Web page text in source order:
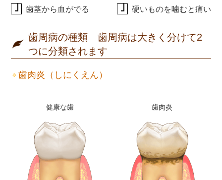
歯茎から血がでる 硬いものを噛むと痛い
歯周病の種類 歯周病は大きく分けて2
つに分類されます
歯肉炎（しにくえん）
健康な歯 歯肉炎